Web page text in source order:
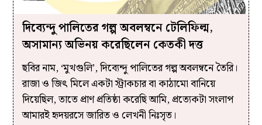
দিব্যেন্দু পালিতের গল্প অবলম্বনে টেলিফিল্ম,
অসামান্য অভিনয় করেছিলেন কেতকী দত্ত
ছবির নাম, ‘মুখগুলি’, দিব্যেন্দু পালিতের গল্প অবলম্বনে তৈরি।
রাজা ও জিৎ মিলে একটা স্ট্রাকচার বা কাঠামো বানিয়ে
দিয়েছিল, তাতে প্রাণ প্রতিষ্ঠা করেছি আমি, প্রত্যেকটা সংলাপ
আমারই হৃদয়রসে জারিত ও লেখনী নিঃসৃত।